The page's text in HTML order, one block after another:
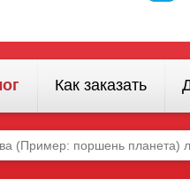
Как заказать